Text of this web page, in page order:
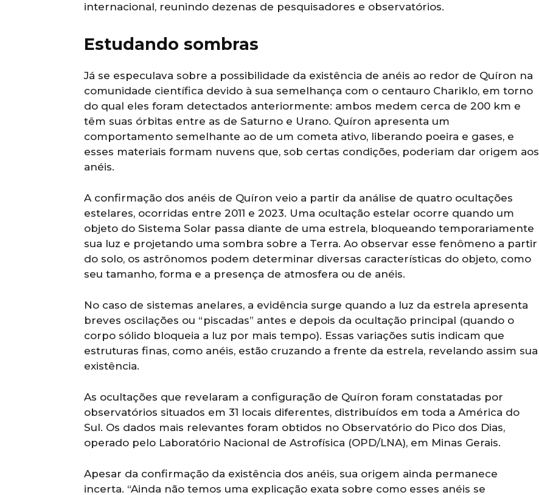
internacional, reunindo dezenas de pesquisadores e observatórios.
Estudando sombras
Já se especulava sobre a possibilidade da existência de anéis ao redor de Quíron na
comunidade científica devido à sua semelhança com o centauro Chariklo, em torno
do qual eles foram detectados anteriormente: ambos medem cerca de 200 km e
têm suas órbitas entre as de Saturno e Urano. Quíron apresenta um
comportamento semelhante ao de um cometa ativo, liberando poeira e gases, e
esses materiais formam nuvens que, sob certas condições, poderiam dar origem aos
anéis.
A confirmação dos anéis de Quíron veio a partir da análise de quatro ocultações
estelares, ocorridas entre 2011 e 2023. Uma ocultação estelar ocorre quando um
objeto do Sistema Solar passa diante de uma estrela, bloqueando temporariamente
sua luz e projetando uma sombra sobre a Terra. Ao observar esse fenômeno a partir
do solo, os astrônomos podem determinar diversas características do objeto, como
seu tamanho, forma e a presença de atmosfera ou de anéis.
No caso de sistemas anelares, a evidência surge quando a luz da estrela apresenta
breves oscilações ou “piscadas” antes e depois da ocultação principal (quando o
corpo sólido bloqueia a luz por mais tempo). Essas variações sutis indicam que
estruturas finas, como anéis, estão cruzando a frente da estrela, revelando assim sua
existência.
As ocultações que revelaram a configuração de Quíron foram constatadas por
observatórios situados em 31 locais diferentes, distribuídos em toda a América do
Sul. Os dados mais relevantes foram obtidos no Observatório do Pico dos Dias,
operado pelo Laboratório Nacional de Astrofísica (OPD/LNA), em Minas Gerais.
Apesar da confirmação da existência dos anéis, sua origem ainda permanece
incerta. “Ainda não temos uma explicação exata sobre como esses anéis se